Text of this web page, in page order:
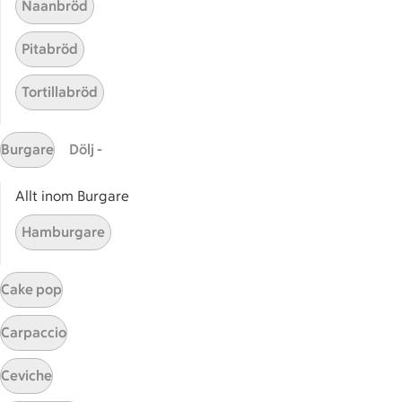
ICAs tjänster
ICA-appen
ICA Scanna
ICA ToGo
Fler appar och tjänster
Bli stammis
Stammis Student
Partnererbjudanden
Våra ICA-kort
ICA
ICAs egna varor
Naanbröd
Pitabröd
Tortillabröd
Burgare Dölj -
Allt inom Burgare
Hamburgare
Cake pop
Carpaccio
Ceviche